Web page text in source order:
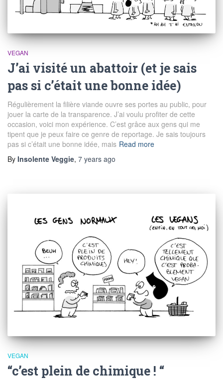
VEGAN
J’ai visité un abattoir (et je sais
pas si c’était une bonne idée)
Régulièrement la filière viande ouvre ses portes au public, pour
jouer la carte de la transparence. J’ai voulu profiter de cette
occasion, voici mon expérience. C’est grâce aux gens qui me
tipent que je peux faire ce genre de reportage. Je sais toujours
pas si c’était une bonne idée, mais Read more
By Insolente Veggie, 7 years ago
VEGAN
“c’est plein de chimique ! “